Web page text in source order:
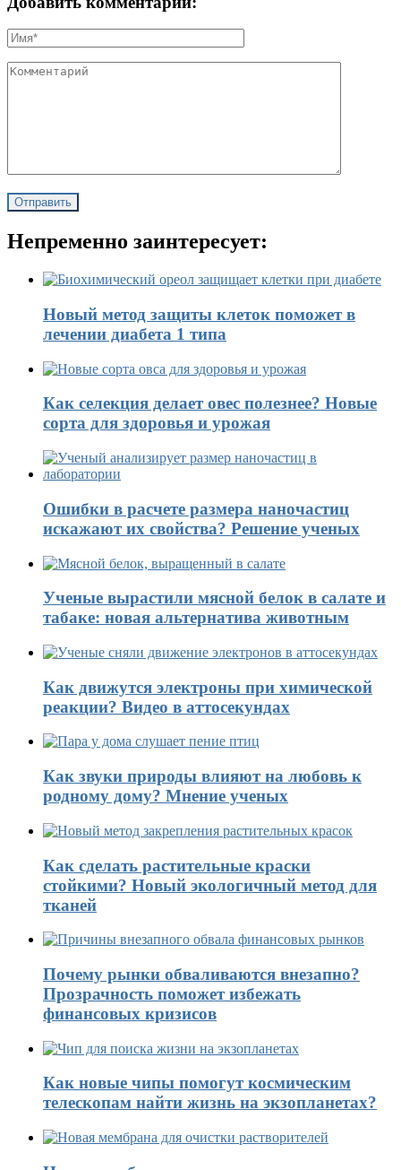
Непременно заинтересует:
Новый метод защиты клеток поможет в
лечении диабета 1 типа
Как селекция делает овес полезнее? Новые
сорта для здоровья и урожая
Ошибки в расчете размера наночастиц
искажают их свойства? Решение ученых
Ученые вырастили мясной белок в салате и
табаке: новая альтернатива животным
Как движутся электроны при химической
реакции? Видео в аттосекундах
Как звуки природы влияют на любовь к
родному дому? Мнение ученых
Как сделать растительные краски
стойкими? Новый экологичный метод для
тканей
Почему рынки обваливаются внезапно?
Прозрачность поможет избежать
финансовых кризисов
Как новые чипы помогут космическим
телескопам найти жизнь на экзопланетах?